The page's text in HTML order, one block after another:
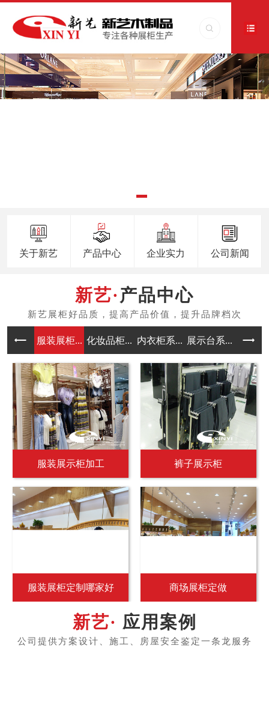
关于新艺 产品中心 企业实力 公司新闻
产品中心
服装展柜... 化妆品柜... 内衣柜系... 展示台系... 中岛
服装展示柜加工 裤子展示柜
服装展柜定制哪家好 商场展柜定做
应用案例